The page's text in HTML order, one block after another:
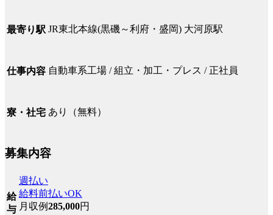
最寄り駅 JR東北本線(黒磯～利府・盛岡) 大河原駅
仕事内容 自動車系工場 / 組立・加工・プレス / 正社員
寮・社宅 あり（無料）
募集内容
給
与
週払い
給料前払いOK
月収例285,000円